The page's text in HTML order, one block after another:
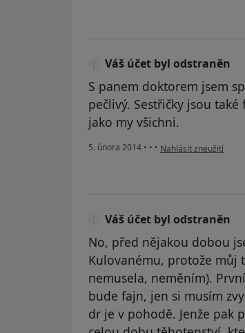
Váš účet byl odstraněn
S panem doktorem jsem
pečlivý. Sestřičky jsou
jako my všichni.
5. února 2014 • • • podle názoru
Nahlásit zneužití
Váš účet byl odstraněn
No, před nějakou dobou
Kulovanému, protože můj
nemusela, neměním).
bude fajn, jen si musím
dr je v pohodě. Jenže pak